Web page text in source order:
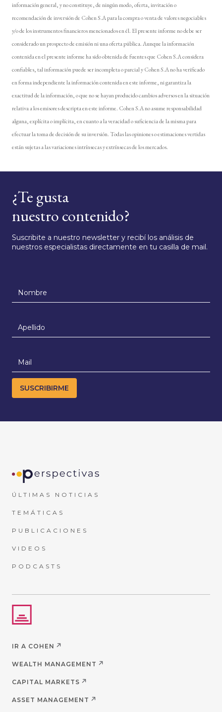
información general, y no constituye, de ningún modo, oferta, invitación o
recomendación de inversión de Cohen S.A para la compra o venta de valores negociables
y/o de los instrumentos financieros mencionados en él. El presente informe no debe ser
considerado un prospecto de emisión ni una oferta pública. Aunque la información
contenida en el presente informe ha sido obtenida de fuentes que Cohen S.A considera
confiables, tal información puede ser incompleta o parcial y Cohen S.A no ha verificado
en forma independiente la información contenida en este informe, ni garantiza la
exactitud de la información, o que no se hayan producido cambios adversos en la situación
relativa a los emisores descripta en este informe. Cohen S.A no asume responsabilidad
alguna, explícita o implícita, en cuanto a la veracidad o suficiencia de la misma para
efectuar la toma de decisión de su inversión. Todas las opiniones o estimaciones vertidas
están sujetas a las variaciones intrínsecas y extrínsecas de los mercados.
¿Te gusta
nuestro contenido?
Suscribite a nuestro newsletter y recibí los análisis de
nuestros especialistas directamente en tu casilla de mail.
ÚLTIMAS NOTICIAS
TEMÁTICAS
PUBLICACIONES
VIDEOS
PODCASTS
IR A COHEN
WEALTH MANAGEMENT
CAPITAL MARKETS
ASSET MANAGEMENT